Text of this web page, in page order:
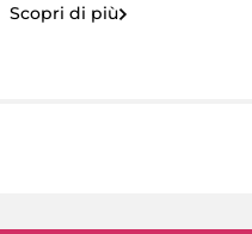
Scopri di più